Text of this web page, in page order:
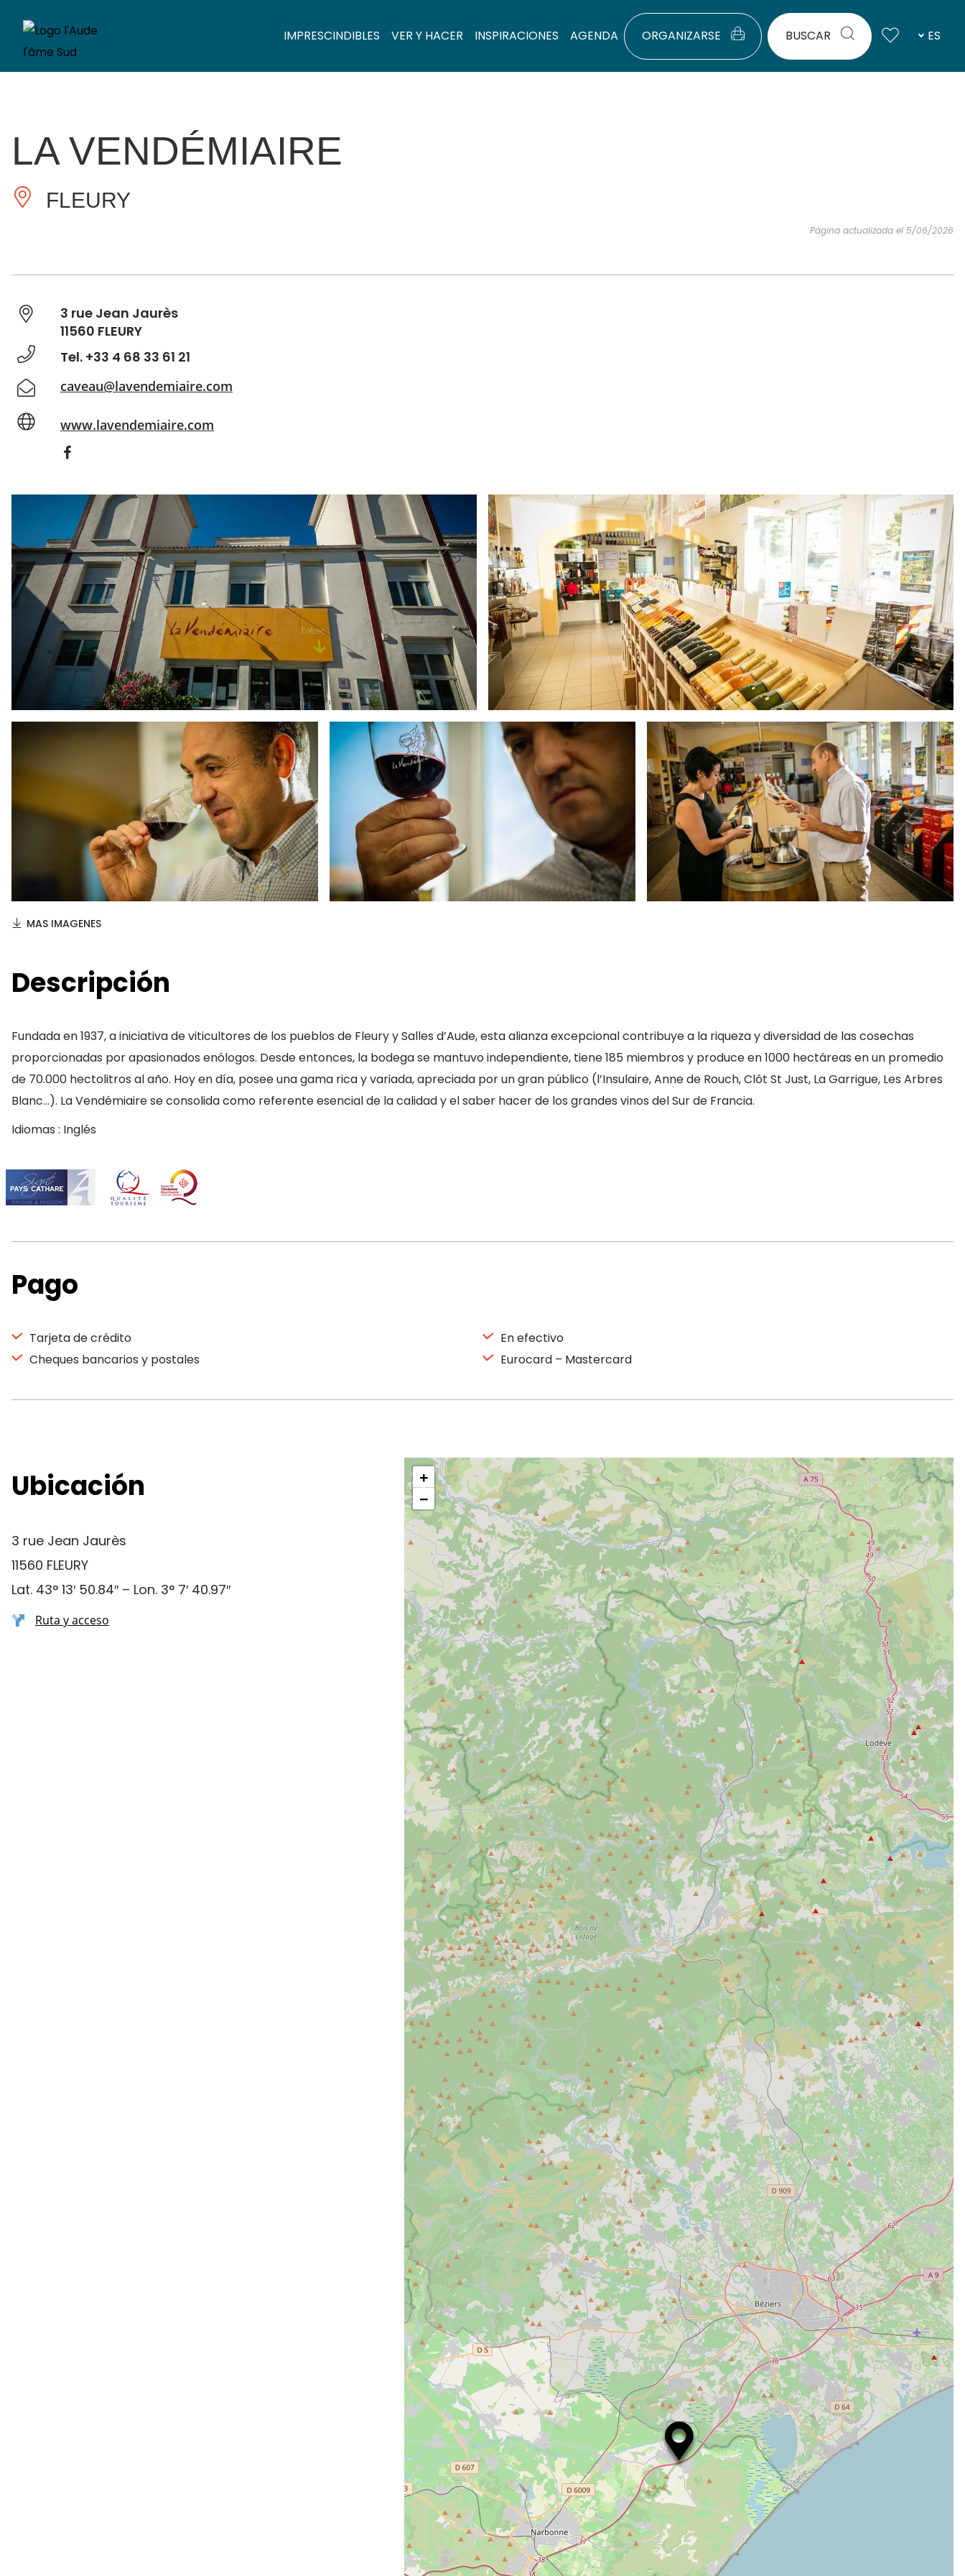
IMPRESCINDIBLES VER Y HACER INSPIRACIONES AGENDA ORGANIZARSE BUSCAR ES
LA VENDÉMIAIRE
FLEURY
Página actualizada el 5/06/2026
3 rue Jean Jaurès
11560 FLEURY
Tel. +33 4 68 33 61 21
caveau@lavendemiaire.com
www.lavendemiaire.com
MAS IMAGENES
Descripción
Fundada en 1937, a iniciativa de viticultores de los pueblos de Fleury y Salles d’Aude, esta alianza excepcional contribuye a la riqueza y diversidad de las cosechas
proporcionadas por apasionados enólogos. Desde entonces, la bodega se mantuvo independiente, tiene 185 miembros y produce en 1000 hectáreas en un promedio
de 70.000 hectolitros al año. Hoy en día, posee una gama rica y variada, apreciada por un gran público (l’Insulaire, Anne de Rouch, Clôt St Just, La Garrigue, Les Arbres
Blanc…). La Vendémiaire se consolida como referente esencial de la calidad y el saber hacer de los grandes vinos del Sur de Francia.
Idiomas : Inglés
Pago
Tarjeta de crédito
Cheques bancarios y postales
En efectivo
Eurocard – Mastercard
Ubicación
3 rue Jean Jaurès
11560 FLEURY
Lat. 43° 13′ 50.84″ – Lon. 3° 7′ 40.97″
Ruta y acceso
+
−